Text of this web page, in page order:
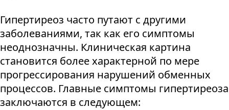
Гипертиреоз часто путают с другими
заболеваниями, так как его симптомы
неоднозначны. Клиническая картина
становится более характерной по мере
прогрессирования нарушений обменных
процессов. Главные симптомы гипертиреоза
заключаются в следующем: